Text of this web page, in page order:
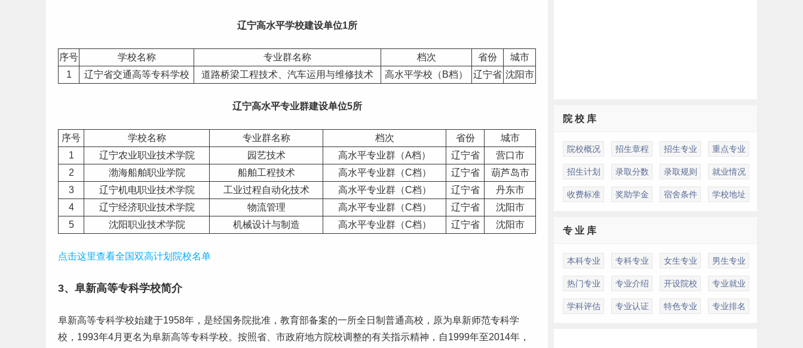
辽宁高水平学校建设单位1所
序号 学校名称 专业群名称 档次 省份
城市
1
辽宁省交通高等专科学校 道路桥梁工程技术、汽车运用与维修技术 高水平学校 （B档） 辽宁省 沈阳市
辽宁高水平专业群建设单位5所
序号 学校名称 专业群名称 档次 省份
城市
1
辽宁农业职业技术学院 园艺技术 高水平专业群（A档） 辽宁省
营口市
2
渤海船舶职业学院 船舶工程技术 高水平专业群（C档） 辽宁省
葫芦岛市
3
辽宁机电职业技术学院 工业过程自动化技术 高水平专业群（C档） 辽宁省
丹东市
4
辽宁经济职业技术学院 物流管理 高水平专业群（C档） 辽宁省
沈阳市
5
沈阳职业技术学院 机械设计与制造 高水平专业群（C档） 辽宁省 沈阳市
点击这里查看全国双高计划院校名单
3、阜新高等专科学校简介
阜新高等专科学校始建于1958年，是经国务院批准，教育部备案的一所全日制普通高校，原为阜新师范专科学
校，1993年4月更名为阜新高等专科学校。按照省、市政府地方院校调整的有关指示精神，自1999年至2014年，
院 校 库
院校概况 招生章程 招生专业 重点专业
招生计划 录取分数 录取规则 就业情况
收费标准 奖助学金 宿舍条件 学校地址
专 业 库
本科专业 专科专业 女生专业 男生专业
热门专业 专业介绍 开设院校 专业就业
学科评估 专业认证 特色专业 专业排名